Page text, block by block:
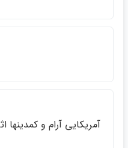
آمريكايي آرام و كمدينها